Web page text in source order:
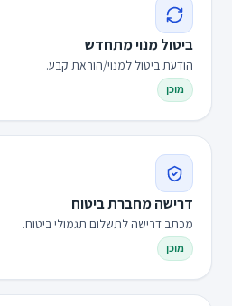
ביטול מנוי מתחדש
הודעת ביטול למנוי/הוראת קבע.
מוכן
דרישה מחברת ביטוח
מכתב דרישה לתשלום תגמולי ביטוח.
מוכן